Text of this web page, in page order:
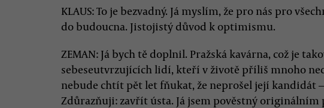
KLAUS: To je bezvadný. Já myslím, že pro nás pro
do budoucna. Jistojistý důvod k optimismu.
ZEMAN: Já bych tě doplnil. Pražská kavárna, což je
sebeseutvrzujících lidí, kteří v životě příliš mnoho
nebude chtít pět let fňukat, že neprošel její kandidát
Zdůrazňuji: zavřít ústa. Já jsem pověstný